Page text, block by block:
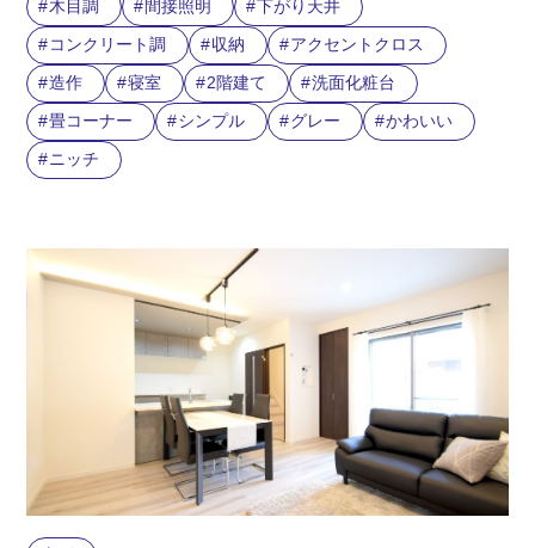
木目調
間接照明
下がり天井
コンクリート調
収納
アクセントクロス
造作
寝室 2階建て
洗面化粧台
畳コーナー
シンプル グレー
かわいい
ニッチ